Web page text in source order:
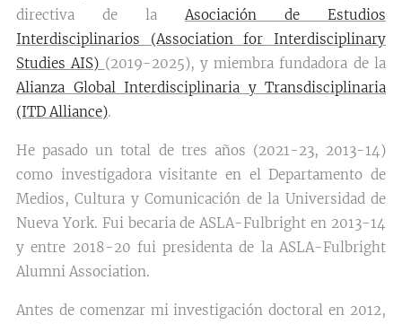
directiva de la Asociación de Estudios
Interdisciplinarios (Association for Interdisciplinary
Studies AIS) (2019-2025), y miembra fundadora de la
Alianza Global Interdisciplinaria y Transdisciplinaria
(ITD Alliance).
He pasado un total de tres años (2021-23, 2013-14)
como investigadora visitante en el Departamento de
Medios, Cultura y Comunicación de la Universidad de
Nueva York. Fui becaria de ASLA-Fulbright en 2013-14
y entre 2018-20 fui presidenta de la ASLA-Fulbright
Alumni Association.
Antes de comenzar mi investigación doctoral en 2012,